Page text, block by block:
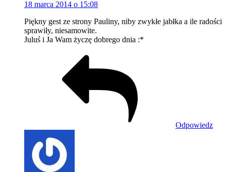
18 marca 2014 o 15:08
Piękny gest ze strony Pauliny, niby zwykłe jabłka a ile radości
sprawiły, niesamowite.
Juluś i Ja Wam życzę dobrego dnia :*
Odpowiedz